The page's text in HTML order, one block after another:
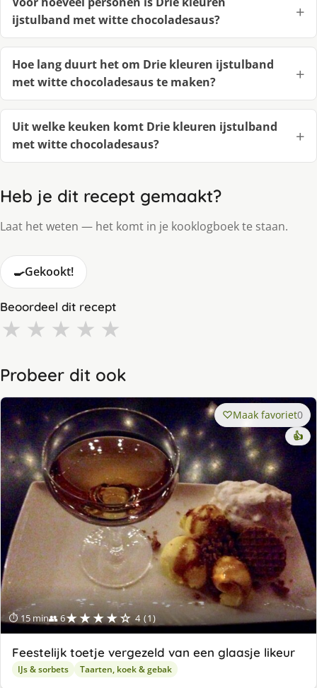
ijstulband met witte chocoladesaus?
Hoe lang duurt het om Drie kleuren ijstulband
met witte chocoladesaus te maken?
Uit welke keuken komt Drie kleuren ijstulband
met witte chocoladesaus?
Heb je dit recept gemaakt?
Laat het weten — het komt in je kooklogboek te staan.
🍳Gekookt!
Beoordeel dit recept
★ ★ ★ ★ ★
Probeer dit ook
⏱ 15 min👥 6★★★★☆ 4 (1)
Maak favoriet0
👍
Feestelijk toetje vergezeld van een glaasje likeur
IJs & sorbets Taarten, koek & gebak